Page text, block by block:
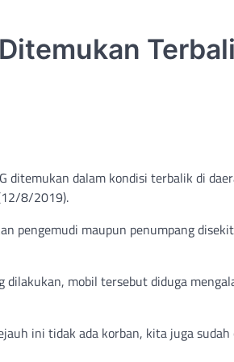
ditemukan dalam kondisi terbalik di
8/2019).
pengemudi maupun penumpang
dilakukan, mobil tersebut diduga
ini tidak ada korban, kita juga sudah